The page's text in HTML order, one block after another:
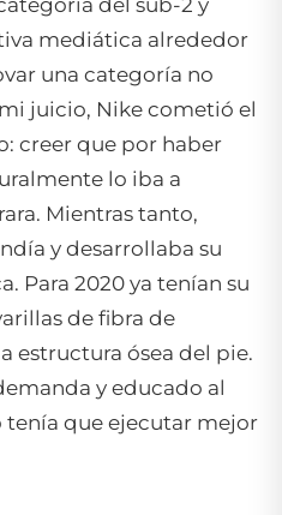
del sub-2 y
mediática alrededor
una categoría no
juicio, Nike cometió el
creer que por haber
lo iba a
Mientras tanto,
y desarrollaba su
Para 2020 ya tenían su
de fibra de
estructura ósea del pie.
y educado al
que ejecutar mejor